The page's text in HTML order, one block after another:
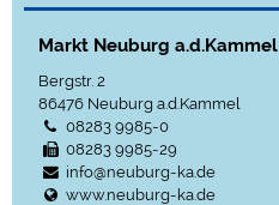
Markt Neuburg a.d.Kammel
Bergstr. 2
86476 Neuburg a.d.Kammel
08283 9985-0
08283 9985-29
info@neuburg-ka.de
www.neuburg-ka.de